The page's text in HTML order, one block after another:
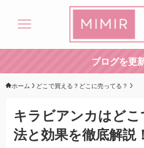
ブログを更
ホーム どこで買える？どこに売ってる？
キラビアンカはど
法と効果を徹底解説！